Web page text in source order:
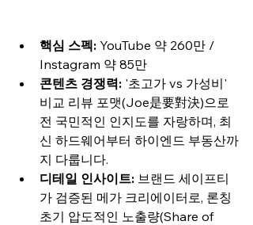
핵심 스펙: YouTube 약 260만 /
Instagram 약 85만
콘텐츠 경쟁력: '초고가 vs 가성비'
비교 리뷰 포맷(Joe是要對決)으로
전 국민적인 인지도를 자랑하며, 최
신 하드웨어부터 하이엔드 부동산까
지 다룹니다.
디테일 인사이트: 브랜드 세이프티
가 검증된 메가 크리에이터로, 론칭
초기 압도적인 노출량(Share of